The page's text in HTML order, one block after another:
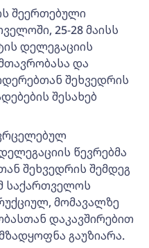
შეერთებული
25-28 მაისს
დელეგაციის
და
შეხვედრის
შესახებ
წევრებმა
შეხვედრის შემდეგ
საქართველოს
მომავალზე
დაკავშირებით
გაუზიარა.